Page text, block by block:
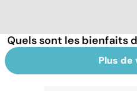
Quels sont les bienfaits
Plus de